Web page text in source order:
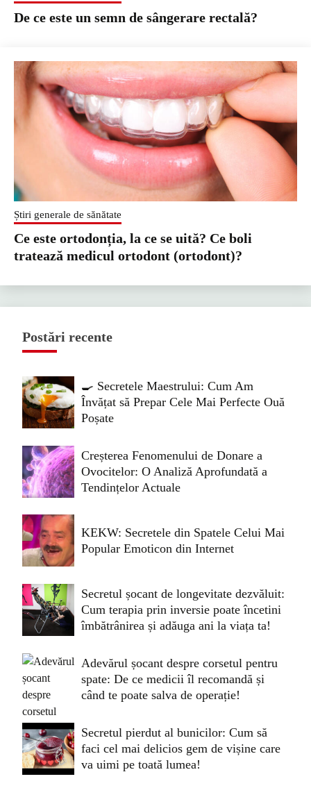
De ce este un semn de sângerare rectală?
Știri generale de sănătate
Ce este ortodonția, la ce se uită? Ce boli
tratează medicul ortodont (ortodont)?
Postări recente
🍳 Secretele Maestrului: Cum Am
Învățat să Prepar Cele Mai Perfecte Ouă
Poșate
Creșterea Fenomenului de Donare a
Ovocitelor: O Analiză Aprofundată a
Tendințelor Actuale
KEKW: Secretele din Spatele Celui Mai
Popular Emoticon din Internet
Secretul șocant de longevitate dezvăluit:
Cum terapia prin inversie poate încetini
îmbătrânirea și adăuga ani la viața ta!
Adevărul șocant despre corsetul pentru
spate: De ce medicii îl recomandă și
când te poate salva de operație!
Secretul pierdut al bunicilor: Cum să
faci cel mai delicios gem de vișine care
va uimi pe toată lumea!